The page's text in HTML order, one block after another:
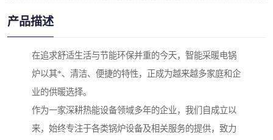
产品描述
在追求舒适生活与节能环保并重的今天，智能采暖电锅
炉以其*、清洁、便捷的特性，正成为越来越多家庭和企
业的供暖选择。
作为一家深耕热能设备领域多年的企业，我们自成立以
来，始终专注于各类锅炉设备及相关服务的提供，致力